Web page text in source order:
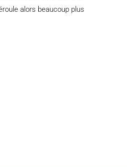
alors beaucoup plus